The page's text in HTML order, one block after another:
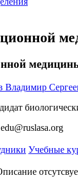
Владимир
edu@ruslasa.org
Учебные